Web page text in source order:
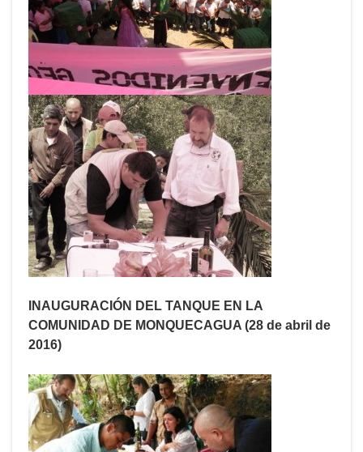
INAUGURACIÓN DEL TANQUE EN LA
COMUNIDAD DE MONQUECAGUA (28 de abril de
2016)